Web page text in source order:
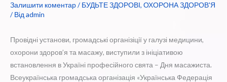
Залишити коментар/ БУДЬТЕ ЗДОРОВІ, ОХОРОНА ЗДОРОВ'Я
/ Відadmin
Провідні установи, громадські організіції у галузі медицини,
охорони здоров’я та масажу, виступили з ініціативою
встановлення в Україні професійного свята – Дня масажиста.
Всеукраїнська громадська організація «Українська Федерація